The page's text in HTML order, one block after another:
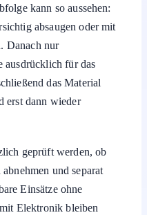
kann so aussehen:
absaugen oder mit
Danach nur
ausdrücklich für das
das Material
erst dann wieder
geprüft werden, ob
und separat
Einsätze ohne
Elektronik bleiben